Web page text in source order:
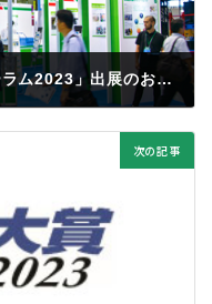
「アジア・シームレス物流フォーラム2023」出展のお知らせ
次の記事